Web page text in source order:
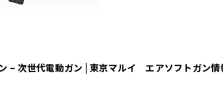
– 次世代電動ガン | 東京マルイ エアソフトガン情